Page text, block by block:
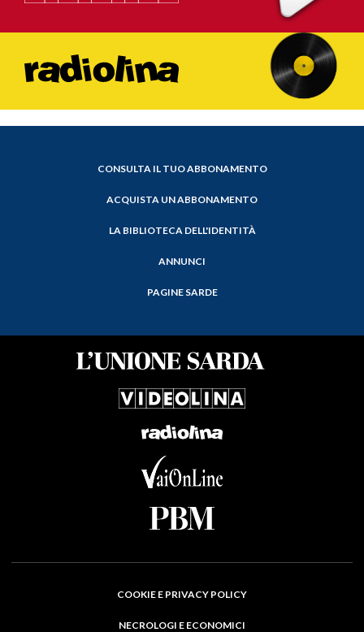
CONSULTA IL TUO ABBONAMENTO
ACQUISTA UN ABBONAMENTO
LA BIBLIOTECA DELL'IDENTITÀ
ANNUNCI
PAGINE SARDE
COOKIE E PRIVACY POLICY
NECROLOGI E ECONOMICI